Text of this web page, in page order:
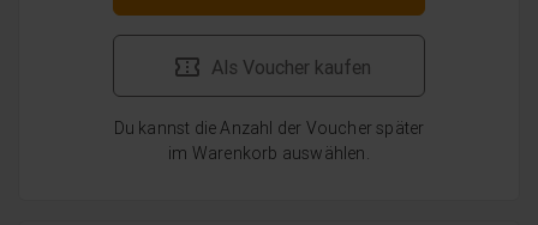
Als Voucher kaufen
Du kannst die Anzahl der Voucher später
im Warenkorb auswählen.